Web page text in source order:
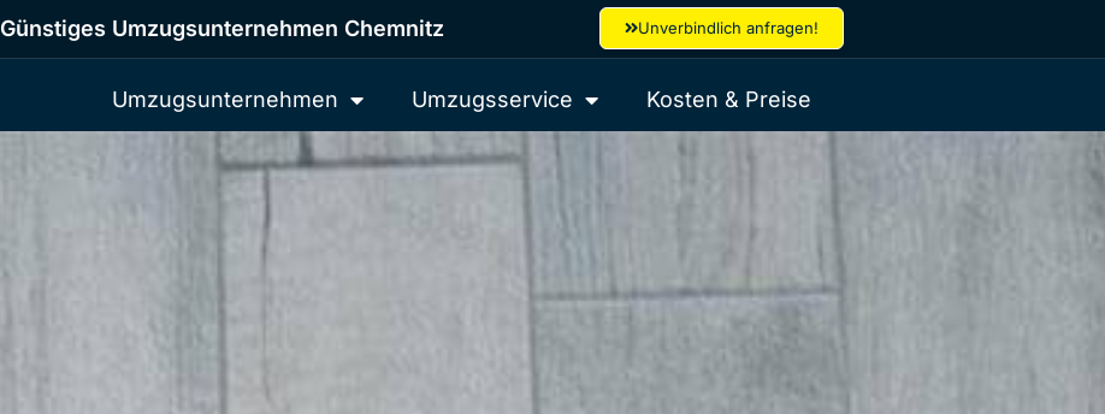
Günstiges Umzugsunternehmen Chemnitz Unverbindlich anfragen!
Umzugsunternehmen Umzugsservice Kosten & Preise